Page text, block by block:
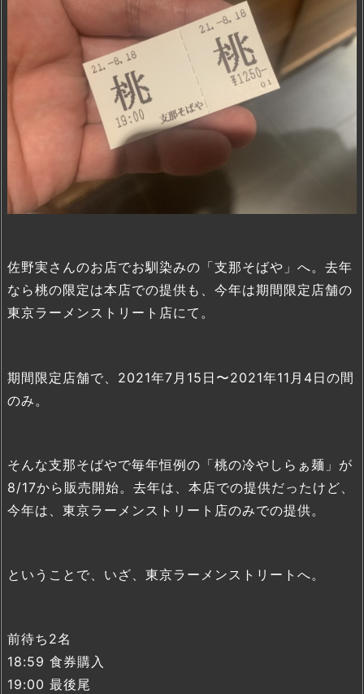
佐野実さんのお店でお馴染みの「支那そばや」へ。去年
なら桃の限定は本店での提供も、今年は期間限定店舗の
東京ラーメンストリート店にて。
期間限定店舗で、2021年7月15日〜2021年11月4日の間
のみ。
そんな支那そばやで毎年恒例の「桃の冷やしらぁ麺」が
8/17から販売開始。去年は、本店での提供だったけど、
今年は、東京ラーメンストリート店のみでの提供。
ということで、いざ、東京ラーメンストリートへ。
前待ち2名
18:59 食券購入
19:00 最後尾